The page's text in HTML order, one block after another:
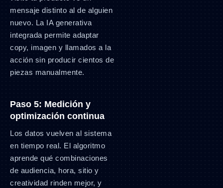
mensaje distinto al de alguien
nuevo. La IA generativa
integrada permite adaptar
copy, imagen y llamados a la
acción sin producir cientos de
piezas manualmente.
Paso 5: Medición y
optimización continua
Los datos vuelven al sistema
en tiempo real. El algoritmo
aprende qué combinaciones
de audiencia, hora, sitio y
creatividad rinden mejor, y